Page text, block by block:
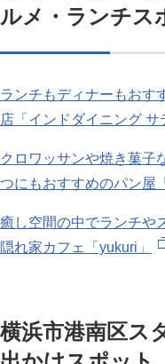
ルメ・ランチス
ランチもディナーもおす
店「インドダイニング サ
クロワッサンや焼き菓子
つにもおすすめのパン屋
癒し空間の中でランチや
隠れ家カフェ「yukuri」
横浜市港南区ス